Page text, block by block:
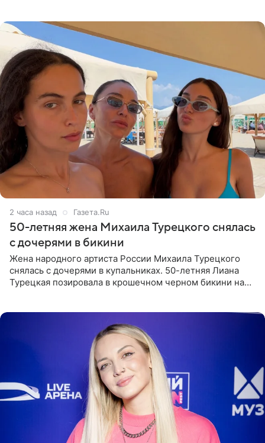
2 часа назад Газета.Ru
50-летняя жена Михаила Турецкого снялась
с дочерями в бикини
Жена народного артиста России Михаила Турецкого
снялась с дочерями в купальниках. 50-летняя Лиана
Турецкая позировала в крошечном черном бикини на